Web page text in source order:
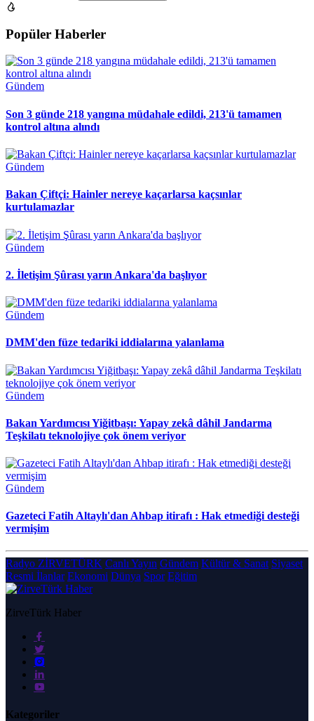
Popüler Haberler
Gündem
Son 3 günde 218 yangına müdahale edildi, 213'ü tamamen
kontrol altına alındı
Gündem
Bakan Çiftçi: Hainler nereye kaçarlarsa kaçsınlar
kurtulamazlar
Gündem
2. İletişim Şûrası yarın Ankara'da başlıyor
Gündem
DMM'den füze tedariki iddialarına yalanlama
Gündem
Bakan Yardımcısı Yiğitbaşı: Yapay zekâ dâhil Jandarma
Teşkilatı teknolojiye çok önem veriyor
Gündem
Gazeteci Fatih Altaylı'dan Ahbap itirafı : Hak etmediği desteği
vermişim
Radyo ZİRVETÜRK Canlı Yayın Gündem Kültür & Sanat Siyaset
Resmi İlanlar Ekonomi Dünya Spor Eğitim
ZirveTürk Haber
Kategoriler